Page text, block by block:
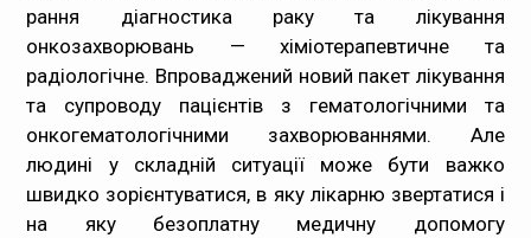
рання діагностика раку та лікування
онкозахворювань — хіміотерапевтичне та
радіологічне. Впроваджений новий пакет лікування
та супроводу пацієнтів з гематологічними та
онкогематологічними захворюваннями. Але
людині у складній ситуації може бути важко
швидко зорієнтуватися, в яку лікарню звертатися і
на яку безоплатну медичну допомогу